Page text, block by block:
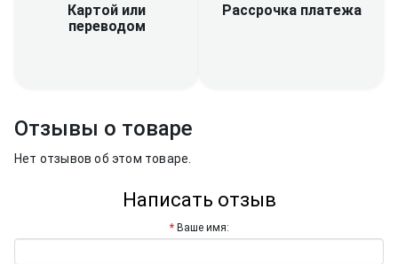
Картой или
переводом
Рассрочка платежа
Отзывы о товаре
Нет отзывов об этом товаре.
Написать отзыв
Ваше имя: